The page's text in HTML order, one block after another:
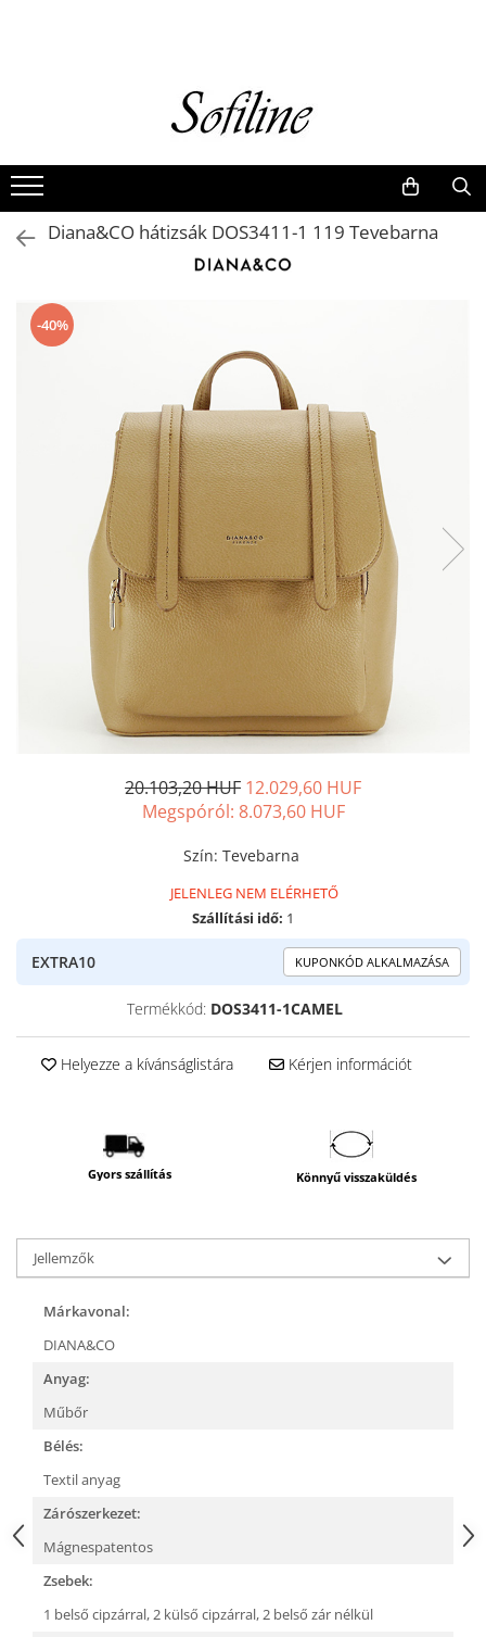
Valódi bőr
Hátizsákok
Elegáns kistáskák
Diana&CO hátizsák DOS3411-1 119 Tevebarna
-40%
20.103,20 HUF 12.029,60 HUF
Megspóról: 8.073,60 HUF
Szín: Tevebarna
JELENLEG NEM ELÉRHETŐ
Szállítási idő: 1
EXTRA10 KUPONKÓD ALKALMAZÁSA
Termékkód: DOS3411-1CAMEL
Helyezze a kívánságlistára Kérjen információt
Gyors szállítás Könnyű visszaküldés
Jellemzők
Márkavonal:
DIANA&CO
Anyag:
Műbőr
Bélés:
Textil anyag
Zárószerkezet:
Mágnespatentos
Zsebek:
1 belső cipzárral,2 külső cipzárral,2 belső zár nélkül